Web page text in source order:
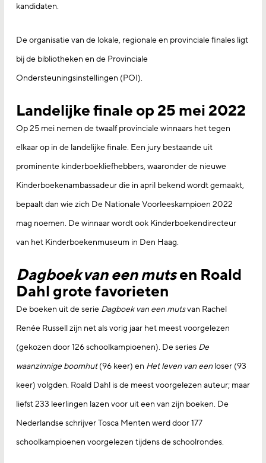
kandidaten.
De organisatie van de lokale, regionale en provinciale finales ligt
bij de bibliotheken en de Provinciale
Ondersteuningsinstellingen (POI).
Landelijke finale op 25 mei 2022
Op 25 mei nemen de twaalf provinciale winnaars het tegen
elkaar op in de landelijke finale. Een jury bestaande uit
prominente kinderboekliefhebbers, waaronder de nieuwe
Kinderboekenambassadeur die in april bekend wordt gemaakt,
bepaalt dan wie zich De Nationale Voorleeskampioen 2022
mag noemen. De winnaar wordt ook Kinderboekendirecteur
van het Kinderboekenmuseum in Den Haag.
Dagboek van een mutsen Roald
Dahl grote favorieten
De boeken uit de serie Dagboek van een mutsvan Rachel
Renée Russell zijn net als vorig jaar het meest voorgelezen
(gekozen door 126 schoolkampioenen). De series De
waanzinnige boomhut(96 keer) en Het leven van een loser (93
keer) volgden. Roald Dahl is de meest voorgelezen auteur; maar
liefst 233 leerlingen lazen voor uit een van zijn boeken. De
Nederlandse schrijver Tosca Menten werd door 177
schoolkampioenen voorgelezen tijdens de schoolrondes.